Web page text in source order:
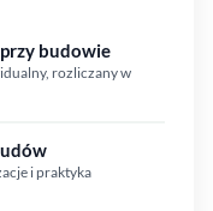
budowie
rozliczany w
i praktyka